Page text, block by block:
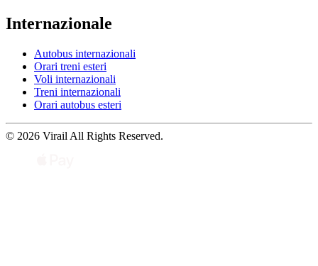
Internazionale
Autobus internazionali
Orari treni esteri
Voli internazionali
Treni internazionali
Orari autobus esteri
© 2026 Virail All Rights Reserved.